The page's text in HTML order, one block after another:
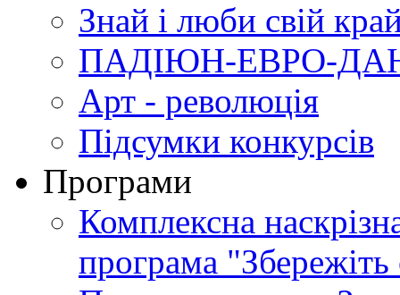
Знай і люби свій
ПАДІЮН-ЕВРО-
Арт - революція
Підсумки конкурсів
Програми
Комплексна
програма